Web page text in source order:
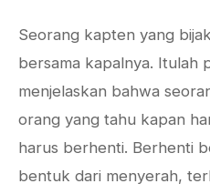
Seorang kapten yang
bersama kapalnya. Itulah
menjelaskan bahwa
orang yang tahu kapan
harus berhenti. Berhenti
bentuk dari menyerah,